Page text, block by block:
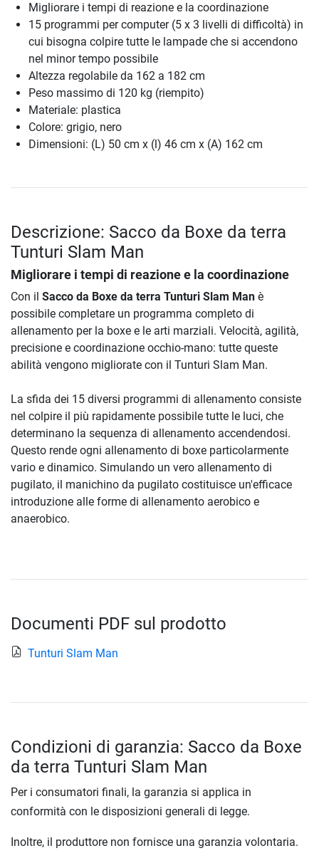
Migliorare i tempi di reazione e la coordinazione
15 programmi per computer (5 x 3 livelli di difficoltà) in
cui bisogna colpire tutte le lampade che si accendono
nel minor tempo possibile
Altezza regolabile da 162 a 182 cm
Peso massimo di 120 kg (riempito)
Materiale: plastica
Colore: grigio, nero
Dimensioni: (L) 50 cm x (l) 46 cm x (A) 162 cm
Descrizione: Sacco da Boxe da terra
Tunturi Slam Man
Migliorare i tempi di reazione e la coordinazione
Con il Sacco da Boxe da terra Tunturi Slam Man è
possibile completare un programma completo di
allenamento per la boxe e le arti marziali. Velocità, agilità,
precisione e coordinazione occhio-mano: tutte queste
abilità vengono migliorate con il Tunturi Slam Man.
La sfida dei 15 diversi programmi di allenamento consiste
nel colpire il più rapidamente possibile tutte le luci, che
determinano la sequenza di allenamento accendendosi.
Questo rende ogni allenamento di boxe particolarmente
vario e dinamico. Simulando un vero allenamento di
pugilato, il manichino da pugilato costituisce un'efficace
introduzione alle forme di allenamento aerobico e
anaerobico.
Documenti PDF sul prodotto
Tunturi Slam Man
Condizioni di garanzia: Sacco da Boxe
da terra Tunturi Slam Man
Per i consumatori finali, la garanzia si applica in
conformità con le disposizioni generali di legge.
Inoltre, il produttore non fornisce una garanzia volontaria.